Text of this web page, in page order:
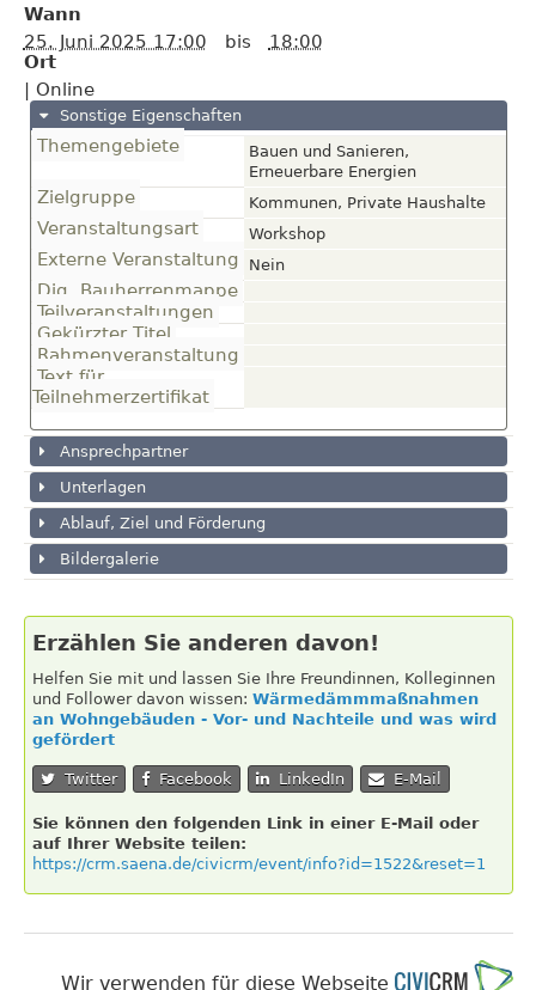
Wann
25. Juni 2025 17:00 bis 18:00
Ort
| Online
Sonstige Eigenschaften
Themengebiete
Bauen und Sanieren,
Erneuerbare Energien
Zielgruppe Kommunen, Private Haushalte
Veranstaltungsart Workshop
Externe Veranstaltung Nein
Dig. Bauherrenmappe
Teilveranstaltungen
Gekürzter Titel
Rahmenveranstaltung
Text für
Teilnehmerzertifikat
Ansprechpartner
Unterlagen
Ablauf, Ziel und Förderung
Bildergalerie
Erzählen Sie anderen davon!
Helfen Sie mit und lassen Sie Ihre Freundinnen, Kolleginnen
und Follower davon wissen: Wärmedämmmaßnahmen
an Wohngebäuden - Vor- und Nachteile und was wird
gefördert
Twitter Facebook LinkedIn E-Mail
Sie können den folgenden Link in einer E-Mail oder
auf Ihrer Website teilen:
https://crm.saena.de/civicrm/event/info?id=1522&reset=1
Wir verwenden für diese Webseite